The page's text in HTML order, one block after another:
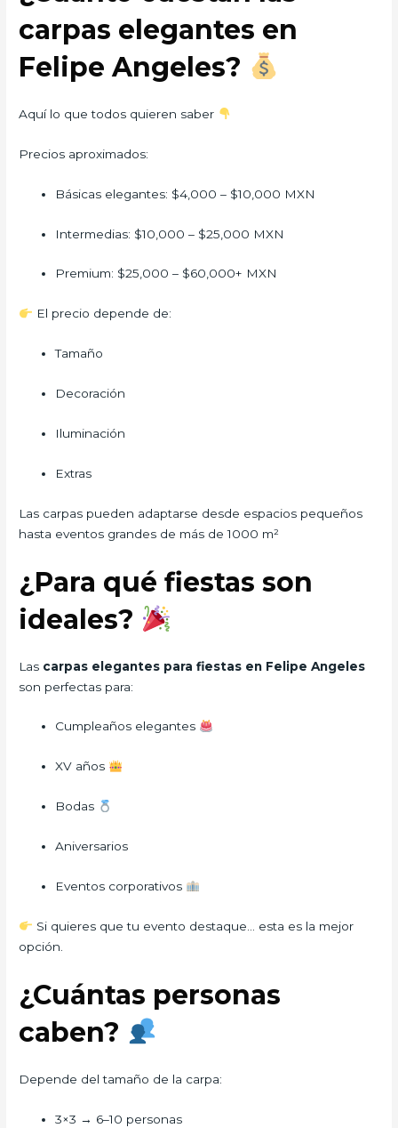
carpas elegantes en
Felipe Angeles?
Aquí lo que todos quieren saber
Precios aproximados:
Básicas elegantes: $4,000 – $10,000 MXN
Intermedias: $10,000 – $25,000 MXN
Premium: $25,000 – $60,000+ MXN
El precio depende de:
Tamaño
Decoración
Iluminación
Extras
Las carpas pueden adaptarse desde espacios pequeños
hasta eventos grandes de más de 1000 m²
¿Para qué fiestas son
ideales?
Las carpas elegantes para fiestas en Felipe Angeles
son perfectas para:
Cumpleaños elegantes
XV años
Bodas
Aniversarios
Eventos corporativos
Si quieres que tu evento destaque… esta es la mejor
opción.
¿Cuántas personas
caben?
Depende del tamaño de la carpa:
3×3 → 6–10 personas